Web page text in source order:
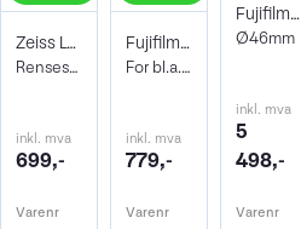
Zeiss Lens Cleaning Kit
Rensesett for objektiv og kamera
inkl. mva
699,-
Varenr
Fujifilm NP-W126S Li-Ion batteri
For bl.a. X100VI, X100V, X-Pro3, X-Half
inkl. mva
779,-
Varenr
Fujifilm XF 50mm f/2.0 R WR Sort
Ø46mm
inkl. mva
5
498,-
Varenr